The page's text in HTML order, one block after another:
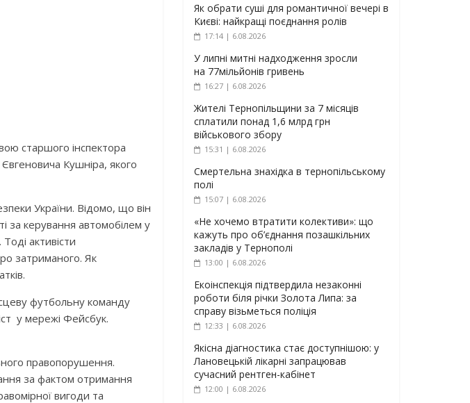
старшого інспектора
Євгеновича Кушніра, якого
України. Відомо, що він
за керування автомобілем у
активісти
затриманого. Як
футбольну команду
у мережі Фейсбук.
правопорушення.
за фактом отримання
вигоди та
Як обрати суші для романтичної вечері в
Києві: найкращі поєднання ролів
17:14 | 6.08.2026
У липні митні надходження зросли
на 77мільйонів гривень
16:27 | 6.08.2026
Жителі Тернопільщини за 7 місяців
сплатили понад 1,6 млрд грн
військового збору
15:31 | 6.08.2026
Смертельна знахідка в тернопільському
полі
15:07 | 6.08.2026
«Не хочемо втратити колективи»: що
кажуть про об’єднання позашкільних
закладів у Тернополі
13:00 | 6.08.2026
Екоінспекція підтвердила незаконні
роботи біля річки Золота Липа: за
справу візьметься поліція
12:33 | 6.08.2026
Якісна діагностика стає доступнішою: у
Лановецькій лікарні запрацював
сучасний рентген-кабінет
12:00 | 6.08.2026